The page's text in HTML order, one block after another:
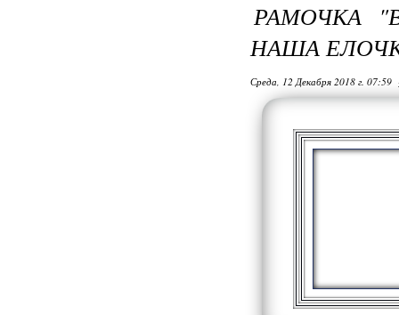
РАМОЧКА
НАША
Среда, 12 Декабря 2018 г. 07:59